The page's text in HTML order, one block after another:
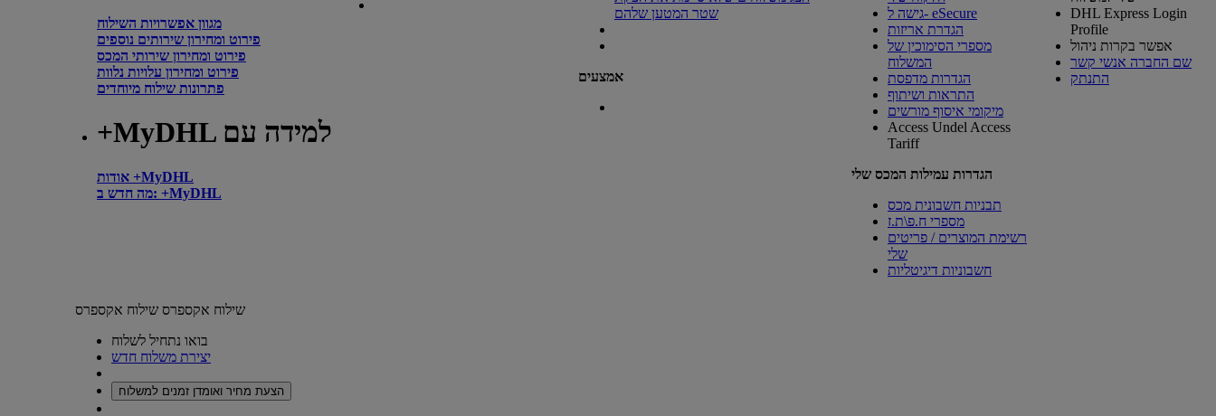
מגוון אפשרויות השילוח
פירוט ומחירון שירותים נוספים
פירוט ומחירון שירותי המכס
פירוט ומחירון עלויות נלוות
פתרונות שילוח מיוחדים
+MyDHL למידה עם
אודות +MyDHL
מה חדש ב: +MyDHL
שטר המטען שלהם
אמצעים
גישה ל- eSecure
הגדרת אריזות
מספרי הסימוכין של
המשלוח
הגדרות מדפסת
התראות ושיתוף
מיקומי איסוף מורשים
Access Undel Access
Tariff
הגדרות עמילות המכס שלי
תבניות חשבונית מכס
מספרי ח.פ\ת.ז
רשימת המוצרים / פריטים
שלי
חשבוניות דיגיטליות
DHL Express Login
Profile
אפשר בקרות ניהול
שם החברה אנשי קשר
התנתק
שילוח אקספרס שילוח אקספרס
בואו נתחיל לשלוח
יצירת משלוח חדש
הצעת מחיר ואומדן זמנים למשלוח